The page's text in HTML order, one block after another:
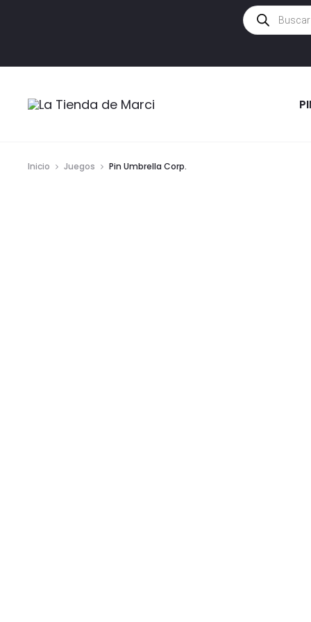
Búsqueda
de
productos
Inicio Juegos Pin Umbrella Corp.